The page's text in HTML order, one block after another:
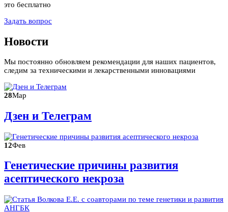
это бесплатно
Задать вопрос
Новости
Мы постоянно обновляем рекомендации для наших пациентов,
следим за техническими и лекарственными инновациями
28Мар
Дзен и Телеграм
12Фев
Генетические причины развития
асептического некроза